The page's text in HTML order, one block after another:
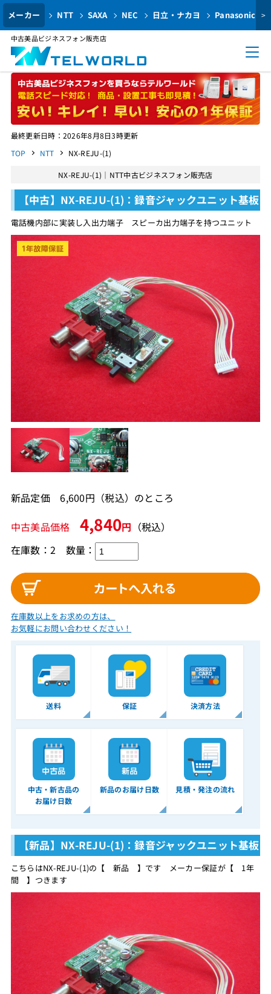
メーカー NTT SAXA NEC 日立・ナカヨ Panasonic >
中古美品ビジネスフォン販売店
最終更新日時：2026年8月8日3時更新
TOP
NTT NX-REJU-(1)
NX-REJU-(1)｜NTT中古ビジネスフォン販売店
【中古】NX-REJU-(1)：録音ジャックユニット基板
電話機内部に実装し入出力端子 スピーカ出力端子を持つユニット
新品定価 6,600円（税込）のところ
中古美品価格 4,840円 （税込）
在庫数：2 数量：
在庫数以上をお求めの方は、
お気軽にお問い合わせください！
送料 保証 決済方法
中古・新古品の
お届け日数
新品のお届け日数 見積・発注の流れ
【新品】NX-REJU-(1)：録音ジャックユニット基板
こちらはNX-REJU-(1)の【 新品 】です メーカー保証が【 1年
間 】つきます